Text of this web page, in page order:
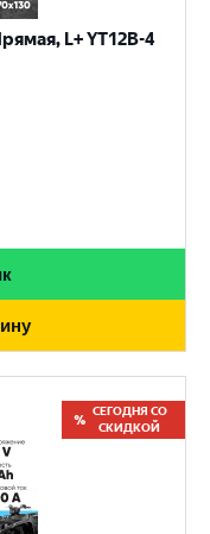
L+ YT12B-4
СЕГОДНЯ СО
СКИДКОЙ